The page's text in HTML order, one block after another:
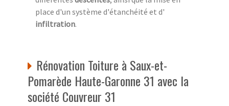
place d'un système d'étanchéité et d'
infiltration.
Rénovation Toiture à Saux-et-
Pomarède Haute-Garonne 31 avec la
société Couvreur 31